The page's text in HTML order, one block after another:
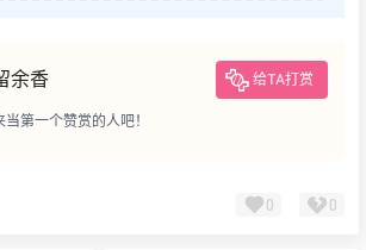
余香 给TA打赏
第一个赞赏的人吧！
0 0